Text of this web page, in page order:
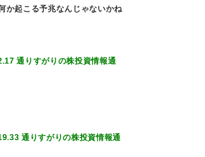
か起こる予兆なんじゃないかね
通りすがりの株投資情報通
通りすがりの株投資情報通